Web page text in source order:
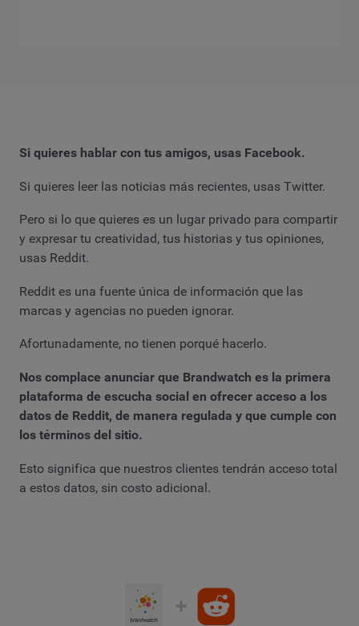
Si quieres hablar con tus amigos, usas Facebook.
Si quieres leer las noticias más recientes, usas Twitter.
Pero si lo que quieres es un lugar privado para compartir
y expresar tu creatividad, tus historias y tus opiniones,
usas Reddit.
Reddit es una fuente única de información que las
marcas y agencias no pueden ignorar.
Afortunadamente, no tienen porqué hacerlo.
Nos complace anunciar que Brandwatch es la primera
plataforma de escucha social en ofrecer acceso a los
datos de Reddit, de manera regulada y que cumple con
los términos del sitio.
Esto significa que nuestros clientes tendrán acceso total
a estos datos, sin costo adicional.